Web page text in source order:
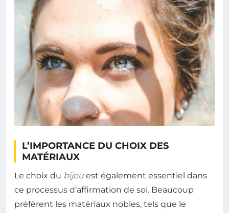
L’IMPORTANCE DU CHOIX DES
MATÉRIAUX
Le choix du bijou est également essentiel dans
ce processus d’affirmation de soi. Beaucoup
préfèrent les matériaux nobles, tels que le